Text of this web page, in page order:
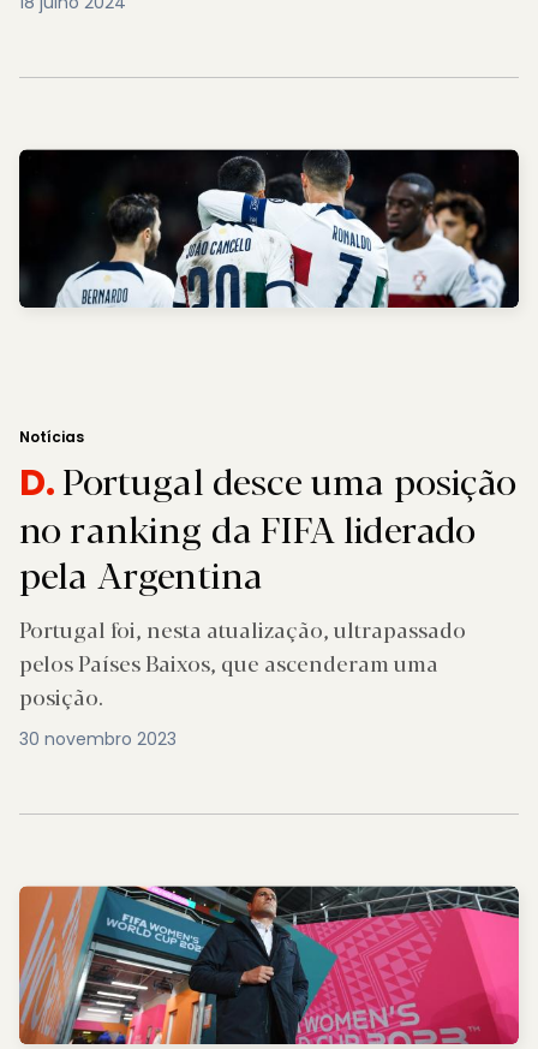
Notícias
D.Portugal desce uma posição
no ranking da FIFA liderado
pela Argentina
Portugal foi, nesta atualização, ultrapassado
pelos Países Baixos, que ascenderam uma
posição.
30 novembro 2023